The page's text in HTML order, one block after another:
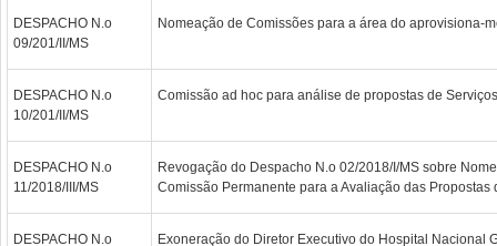
DESPACHO N.o
09/201/II/MS
Nomeação de Comissões para a área do aprovisiona-
DESPACHO N.o
10/201/II/MS
Comissão ad hoc para análise de propostas de
DESPACHO N.o
11/2018/III/MS
Revogação do Despacho N.o 02/2018/I/MS sobre
Comissão Permanente para a Avaliação das Propostas
DESPACHO N.o
Exoneração do Diretor Executivo do Hospital Nacional